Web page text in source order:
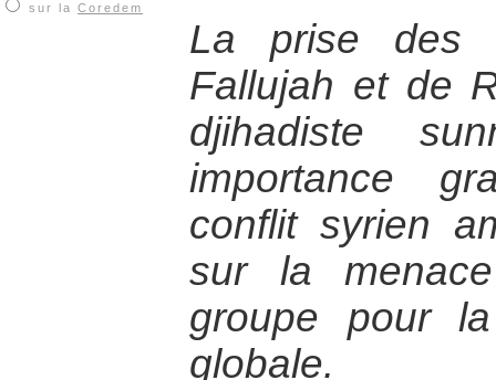
sur la Coredem
La prise des
Fallujah et de
djihadiste
importance
conflit syrien
sur la
groupe pour
globale.